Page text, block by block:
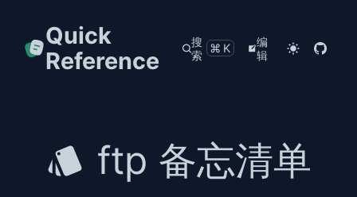
Quick
Reference
搜
索
⌘K
编
辑
ftp 备忘清单